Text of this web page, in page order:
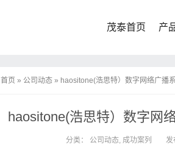
茂泰首页 产
首页 » 公司动态 » haositone(浩思特）数字网络广播
haositone(浩思特）数字网
分类： 公司动态, 成功案列 发